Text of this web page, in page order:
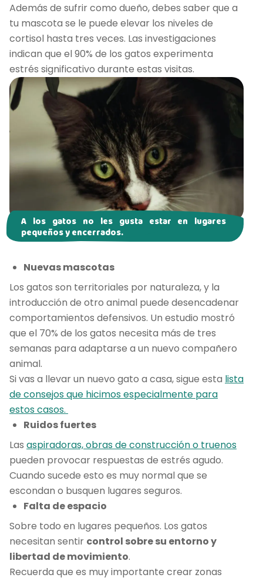
Además de sufrir como dueño, debes saber que a
tu mascota se le puede elevar los niveles de
cortisol hasta tres veces. Las investigaciones
indican que el 90% de los gatos experimenta
estrés significativo durante estas visitas.
A los gatos no les gusta estar en lugares
pequeños y encerrados.
Nuevas mascotas
Los gatos son territoriales por naturaleza, y la
introducción de otro animal puede desencadenar
comportamientos defensivos. Un estudio mostró
que el 70% de los gatos necesita más de tres
semanas para adaptarse a un nuevo compañero
animal.
Si vas a llevar un nuevo gato a casa, sigue esta lista
de consejos que hicimos especialmente para
estos casos.
Ruidos fuertes
Las aspiradoras, obras de construcción o truenos
pueden provocar respuestas de estrés agudo.
Cuando sucede esto es muy normal que se
escondan o busquen lugares seguros.
Falta de espacio
Sobre todo en lugares pequeños. Los gatos
necesitan sentir control sobre su entorno y
libertad de movimiento.
Recuerda que es muy importante crear zonas